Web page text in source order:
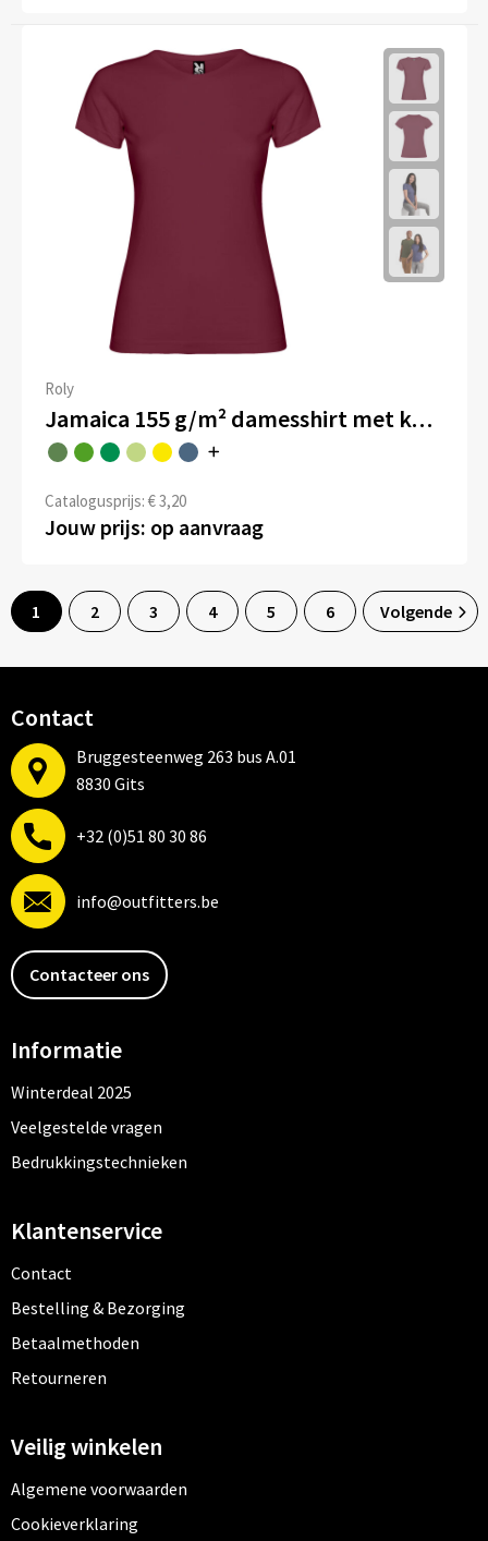
Roly
Jamaica 155 g/m² damesshirt met korte mouwen
Catalogusprijs: € 3,20
Jouw prijs: op aanvraag
1 2 3 4 5 6 Volgende
Contact
Bruggesteenweg 263 bus A.01
8830 Gits
+32 (0)51 80 30 86
info@outfitters.be
Contacteer ons
Informatie
Winterdeal 2025
Veelgestelde vragen
Bedrukkingstechnieken
Klantenservice
Contact
Bestelling & Bezorging
Betaalmethoden
Retourneren
Veilig winkelen
Algemene voorwaarden
Cookieverklaring